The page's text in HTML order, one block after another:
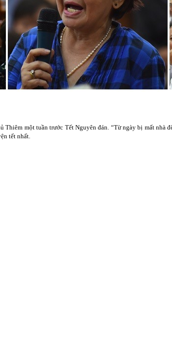
một tuần trước Tết Nguyên đán. “Từ ngày bị mất
tết nhất.